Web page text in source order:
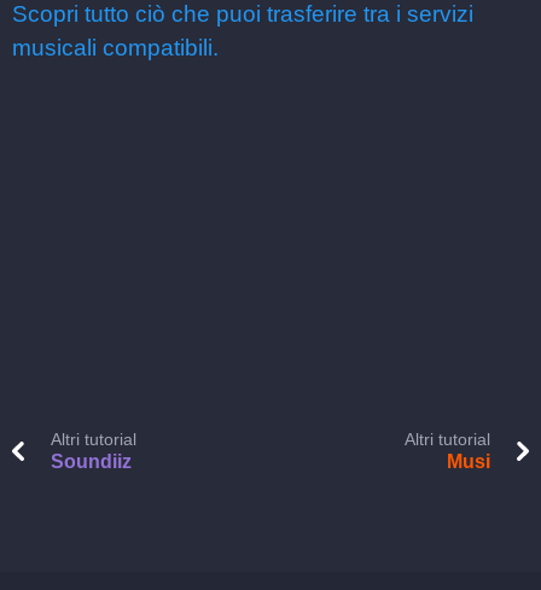
Scopri tutto ciò che puoi trasferire tra i servizi
musicali compatibili.
Altri tutorial
Soundiiz
Altri tutorial
Musi